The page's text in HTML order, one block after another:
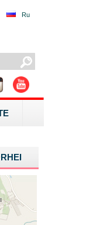
Ru